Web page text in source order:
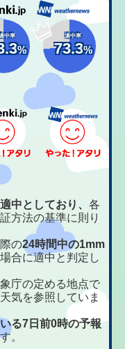
中率
%
適中率
73.3%
中としており、各
方法の基準に則り
の24時間中の1mm
合に適中と判定し
庁の定める地点で
気を参照していま
る7日前0時の予報
。